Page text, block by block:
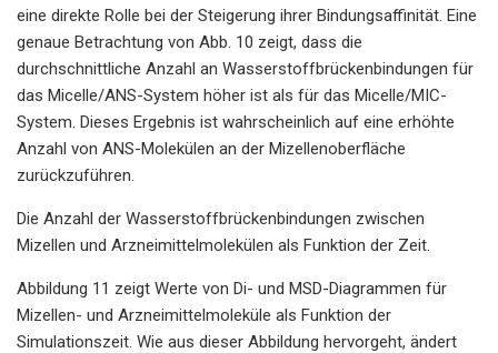
eine direkte Rolle bei der Steigerung ihrer Bindungsaffinität. Eine
genaue Betrachtung von Abb. 10 zeigt, dass die
durchschnittliche Anzahl an Wasserstoffbrückenbindungen für
das Micelle/ANS-System höher ist als für das Micelle/MIC-
System. Dieses Ergebnis ist wahrscheinlich auf eine erhöhte
Anzahl von ANS-Molekülen an der Mizellenoberfläche
zurückzuführen.
Die Anzahl der Wasserstoffbrückenbindungen zwischen
Mizellen und Arzneimittelmolekülen als Funktion der Zeit.
Abbildung 11 zeigt Werte von Di- und MSD-Diagrammen für
Mizellen- und Arzneimittelmoleküle als Funktion der
Simulationszeit. Wie aus dieser Abbildung hervorgeht, ändert